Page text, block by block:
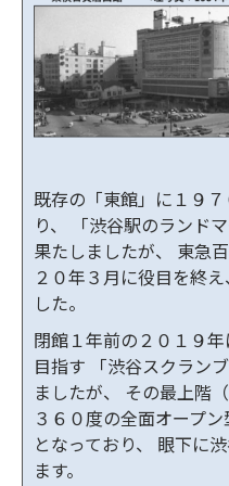
既存の「東館」に１９
り、 「渋谷駅のランド
果たしましたが、 東急
２０年３月に役目を終
した。
閉館１年前の２０１９
目指す 「渋谷スクラン
ましたが、 その最上階
３６０度の全面オープ
となっており、 眼下に
ます。